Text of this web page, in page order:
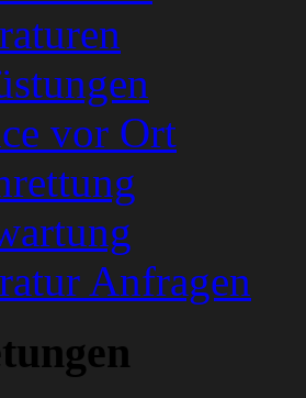
vor Ort
Anfragen